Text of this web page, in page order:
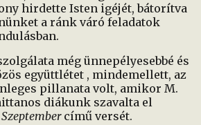
hirdette Isten igéjét, bátorítva
a ránk váró feladatok
még ünnepélyesebbé és
együttlétet , mindemellett, az
pillanata volt, amikor M.
diákunk szavalta el
Szeptembercímű versét.